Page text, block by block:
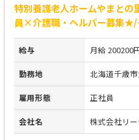
特別養護老人ホームやまと
員×介護職・ヘルパー募集
給与 月給 200200
勤務地 北海道千歳
雇用形態 正社員
会社名 株式会社リ